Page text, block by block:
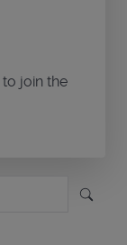
to join the